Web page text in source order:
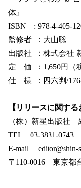
体』
ISBN : 978-4-405-
監修者 ：大山聡
出版社 ：株式会社
定 価 ：1,650円（
仕 様 ：四六判/176
【リリースに関する
（株）新星出版社
TEL 03-3831-
E-mail editor@shin-
〒110-0016 東京都